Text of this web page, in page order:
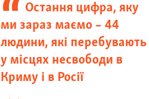
Остання цифра, яку
ми зараз маємо – 44
людини, які перебувають
у місцях несвободи в
Криму і в Росії